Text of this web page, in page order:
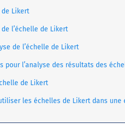
de Likert
l’échelle de Likert
de l’échelle de Likert
pour l’analyse des résultats des
de Likert
les échelles de Likert dans une